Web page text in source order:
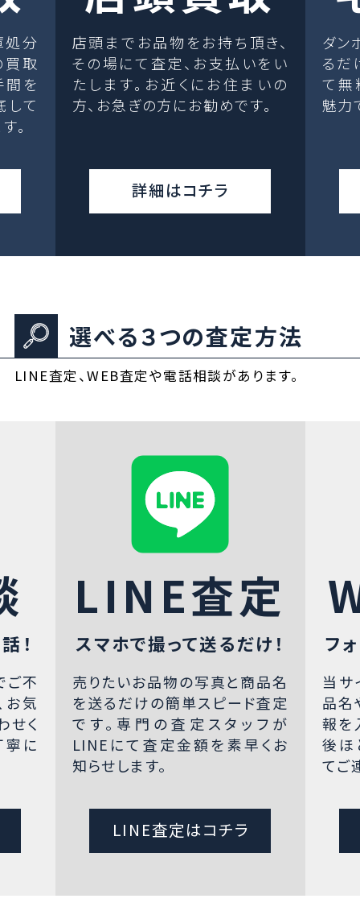
処分
取
間を
して
。
店頭までお品物をお持ち頂き、
その場にて査定、お支払いをい
たします。お近くにお住まいの
方、お急ぎの方にお勧めです。
詳細はコチラ
ダン
るだ
て無
魅力
選べる３つの査定方法
LINE査定、WEB査定や電話相談があります。
！
ご不
お気
せく
寧に
LINE査定
スマホで撮って送るだけ！
売りたいお品物の写真と商品名
を送るだけの簡単スピード査定
です。専門の査定スタッフが
LINEにて査定金額を素早くお
知らせします。
LINE査定はコチラ
フ
当サ
品名
報を
後ほ
てご